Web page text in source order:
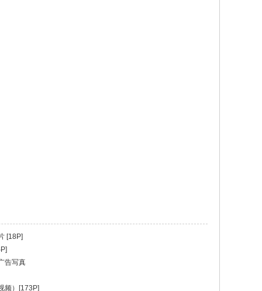
[18P]
告写真
频）[173P]